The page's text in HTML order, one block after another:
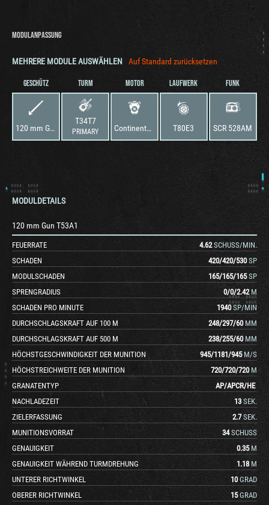
MODULANPASSUNG
MEHRERE MODULE AUSWÄHLEN Auf Standard zurücksetzen
GESCHÜTZ
120 mm Gun T53A1
TURM
T34T7
PRIMARY
MOTOR
Continental AV-1790-3A1
LAUFWERK
T80E3
FUNK
SCR 528AM
MODULDETAILS
120 mm Gun T53A1
FEUERRATE 4.62 SCHUSS/MIN.
SCHADEN
420/420/530 SP
MODULSCHADEN
165/165/165 SP
SPRENGRADIUS
0/0/2.42 M
SCHADEN PRO MINUTE
1940 SP/MIN
DURCHSCHLAGSKRAFT AUF 100 M
248/297/60 MM
DURCHSCHLAGSKRAFT AUF 500 M
238/255/60 MM
HÖCHSTGESCHWINDIGKEIT DER MUNITION
945/1181/945 M/S
HÖCHSTREICHWEITE DER MUNITION
720/720/720 M
GRANATENTYP
AP/APCR/HE
NACHLADEZEIT
13 SEK.
ZIELERFASSUNG
2.7 SEK.
MUNITIONSVORRAT
34 SCHUSS
GENAUIGKEIT
0.35 M
GENAUIGKEIT WÄHREND TURMDREHUNG
1.18 M
UNTERER RICHTWINKEL
10 GRAD
OBERER RICHTWINKEL
15 GRAD